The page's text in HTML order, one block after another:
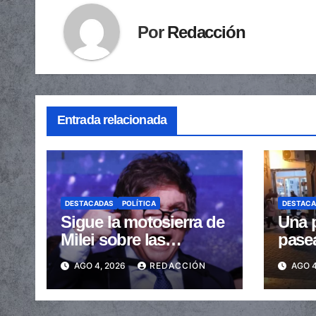
PorRedacción
Entrada relacionada
DESTACADAS POLÍTICA
Sigue la motosierra de
Milei sobre las
provincias: nueva
caída de las
transferencias no
automáticas
AGO 4, 2026 REDACCIÓN
Una
AGO